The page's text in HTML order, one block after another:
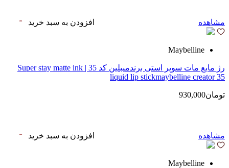
مشاهده افزودن به سبد خرید
Maybelline
رژ مایع مات سوپر استی‌ برندمیبلین کد 35 | Super stay matte ink
liquid lip stickmaybelline creator 35
تومان930,000
مشاهده افزودن به سبد خرید
Maybelline